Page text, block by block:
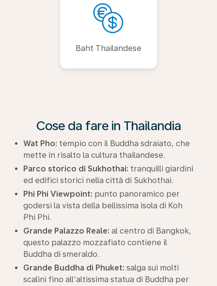
Baht Thailandese
Cose da fare in Thailandia
Wat Pho: tempio con il Buddha sdraiato, che
mette in risalto la cultura thailandese.
Parco storico di Sukhothai: tranquilli giardini
ed edifici storici nella città di Sukhothai.
Phi Phi Viewpoint: punto panoramico per
godersi la vista della bellissima isola di Koh
Phi Phi.
Grande Palazzo Reale: al centro di Bangkok,
questo palazzo mozzafiato contiene il
Buddha di smeraldo.
Grande Buddha di Phuket: salga sui molti
scalini fino all'altissima statua di Buddha per